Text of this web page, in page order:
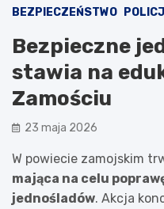
BEZPIECZEŃSTWO
Bezpieczne
stawia na
Zamościu
23 maja 2026
W powiecie zamojskim
mająca na celu
jednośladów. Akcja